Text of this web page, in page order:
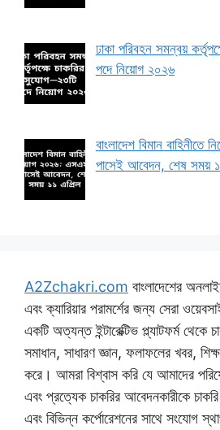
ঢাকা পরিবহন সমন্বয়
পদে নিয়োগ ২০২৬
বাংলাদেশ বিমান
পাসেই আবেদন, শেষ সময়
A2Zchakri.com বাংলাদেশের
এবং ক্যারিয়ার পরামর্শের জন্য সেরা
একটি অত্যন্ত ইন্টারেক্টিভ প্ল্যাটফর্ম থেকে
সমাধান, সাধারণ জ্ঞান, ফলাফলের খবর,
করে। আমরা বিশ্বাস করি যে আমাদের
এবং প্রত্যেক চাকরির আবেদনকারীকে
এবং বিভিন্ন কর্পোরেশনের সাথে সংযোগ